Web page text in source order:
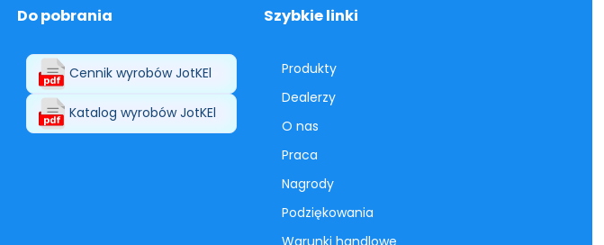
Do pobrania
Cennik wyrobów JotKEl
Katalog wyrobów JotKEl
Szybkie linki
Produkty
Dealerzy
O nas
Praca
Nagrody
Podziękowania
Warunki handlowe